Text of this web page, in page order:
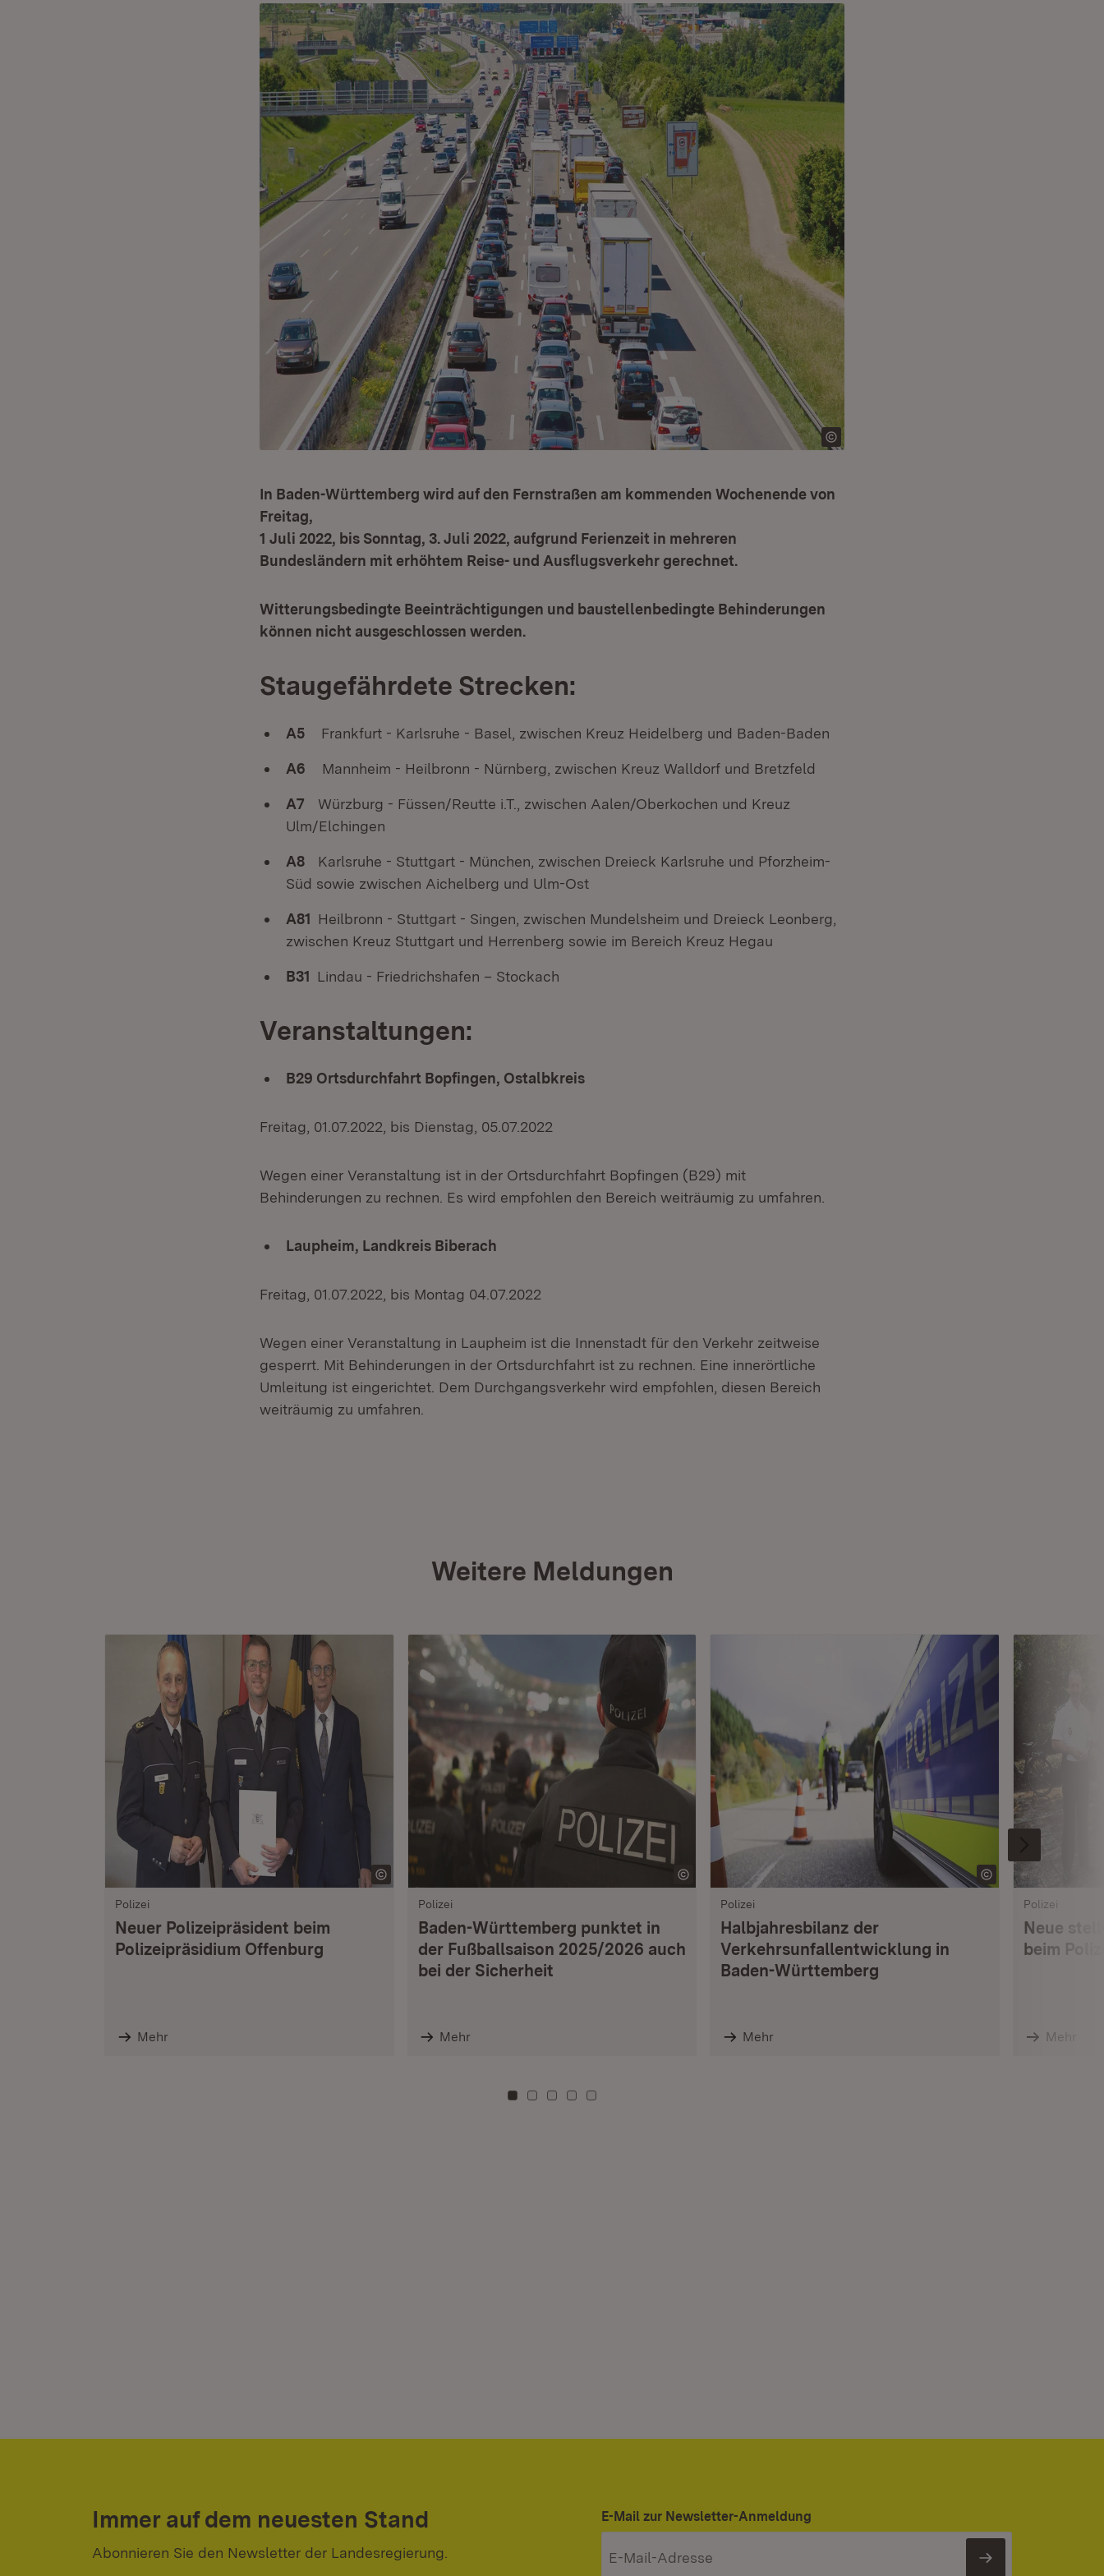
In Baden-Württemberg wird auf den Fernstraßen am kommenden Wochenende von
Freitag,
1 Juli 2022, bis Sonntag, 3. Juli 2022, aufgrund Ferienzeit in mehreren
Bundesländern mit erhöhtem Reise- und Ausflugsverkehr gerechnet.
Witterungsbedingte Beeinträchtigungen und baustellenbedingte Behinderungen
können nicht ausgeschlossen werden.
Staugefährdete Strecken:
A5 Frankfurt - Karlsruhe - Basel, zwischen Kreuz Heidelberg und Baden-Baden
A6 Mannheim - Heilbronn - Nürnberg, zwischen Kreuz Walldorf und Bretzfeld
A7 Würzburg - Füssen/Reutte i.T., zwischen Aalen/Oberkochen und Kreuz
Ulm/Elchingen
A8 Karlsruhe - Stuttgart - München, zwischen Dreieck Karlsruhe und Pforzheim-
Süd sowie zwischen Aichelberg und Ulm-Ost
A81 Heilbronn - Stuttgart - Singen, zwischen Mundelsheim und Dreieck Leonberg,
zwischen Kreuz Stuttgart und Herrenberg sowie im Bereich Kreuz Hegau
B31 Lindau - Friedrichshafen – Stockach
Veranstaltungen:
B29 Ortsdurchfahrt Bopfingen, Ostalbkreis
Freitag, 01.07.2022, bis Dienstag, 05.07.2022
Wegen einer Veranstaltung ist in der Ortsdurchfahrt Bopfingen (B29) mit
Behinderungen zu rechnen. Es wird empfohlen den Bereich weiträumig zu umfahren.
Laupheim, Landkreis Biberach
Freitag, 01.07.2022, bis Montag 04.07.2022
Wegen einer Veranstaltung in Laupheim ist die Innenstadt für den Verkehr zeitweise
gesperrt. Mit Behinderungen in der Ortsdurchfahrt ist zu rechnen. Eine innerörtliche
Umleitung ist eingerichtet. Dem Durchgangsverkehr wird empfohlen, diesen Bereich
weiträumig zu umfahren.
Weitere Meldungen
Polizei
Neuer Polizeipräsident beim
Polizeipräsidium Offenburg
Mehr
Polizei
Baden-Württemberg punktet in
der Fußballsaison 2025/2026 auch
bei der Sicherheit
Mehr
Polizei
Halbjahresbilanz der
Verkehrsunfallentwicklung in
Baden-Württemberg
Mehr
Polizei
Neue
beim
Mehr
Zu Kachel: 0
Zu Kachel: 3
Zu Kachel: 6
Zu Kachel: 9
Zu Kachel: 12
Immer auf dem neuesten Stand
Abonnieren Sie den Newsletter der Landesregierung.
E-Mail zur Newsletter-Anmeldung
Newsletter